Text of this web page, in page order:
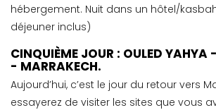
hébergement. Nuit dans un hôtel/
déjeuner inclus)
CINQUIÈME JOUR : OULED YAHYA
- MARRAKECH.
Aujourd’hui, c’est le jour du retour vers
essayerez de visiter les sites que vous